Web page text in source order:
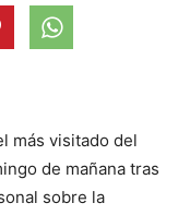
más visitado del
de mañana tras
sobre la